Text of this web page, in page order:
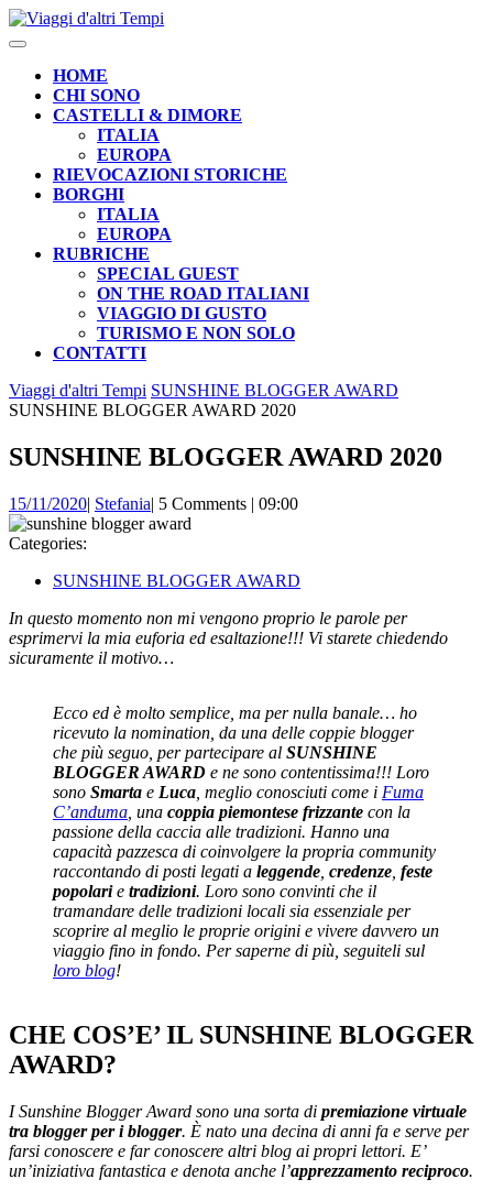
Skip
to
Open
ButtonHOME
CHI SONO
CASTELLI & DIMORE
ITALIA
EUROPA
RIEVOCAZIONI STORICHE
BORGHI
ITALIA
EUROPA
RUBRICHE
SPECIAL GUEST
ON THE ROAD ITALIANI
VIAGGIO DI GUSTO
TURISMO E NON SOLO
CONTATTI
CLOSE
BUTTON
Viaggi d'altri Tempi SUNSHINE BLOGGER AWARD
SUNSHINE BLOGGER AWARD 2020
SUNSHINE BLOGGER AWARD 2020
15/11/202015/11/2020
| StefaniaStefania
| 5 Comments | 09:00
Categories:
SUNSHINE BLOGGER AWARD
In questo momento non mi vengono proprio le parole per
esprimervi la mia euforia ed esaltazione!!! Vi starete chiedendo
sicuramente il motivo…
Ecco ed è molto semplice, ma per nulla banale… ho
ricevuto la nomination, da una delle coppie blogger
che più seguo, per partecipare al SUNSHINE
BLOGGER AWARD e ne sono contentissima!!! Loro
sono Smarta e Luca , meglio conosciuti come i Fuma
C’anduma , una coppia piemontese frizzante con la
passione della caccia alle tradizioni. Hanno una
capacità pazzesca di coinvolgere la propria community
raccontando di posti legati a leggende credenze feste
popolarie tradizioni. Loro sono convinti che il
tramandare delle tradizioni locali sia essenziale per
scoprire al meglio le proprie origini e vivere davvero un
viaggio fino in fondo. Per saperne di più, seguiteli sul
loro blog!
CHE COS’E’ IL SUNSHINE BLOGGER
AWARD?
I Sunshine Blogger Award sono una sorta di premiazione virtuale
tra blogger per i blogger. È nato una decina di anni fa e serve per
farsi conoscere e far conoscere altri blog ai propri lettori. E’
un’iniziativa fantastica e denota anche l’apprezzamento reciproco.